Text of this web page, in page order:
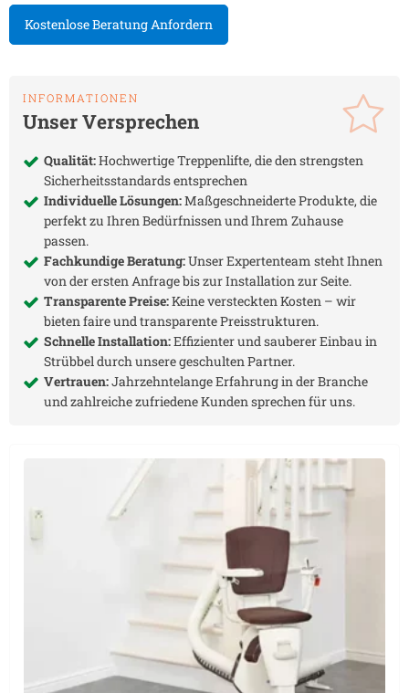
Kostenlose Beratung Anfordern
INFORMATIONEN
Unser Versprechen
Qualität:Hochwertige Treppenlifte, die den strengsten
Sicherheitsstandards entsprechen
Individuelle Lösungen:Maßgeschneiderte Produkte, die
perfekt zu Ihren Bedürfnissen und Ihrem Zuhause
passen.
Fachkundige Beratung:Unser Expertenteam steht Ihnen
von der ersten Anfrage bis zur Installation zur Seite.
Transparente Preise:Keine versteckten Kosten – wir
bieten faire und transparente Preisstrukturen.
Schnelle Installation:Effizienter und sauberer Einbau in
Strübbeldurch unsere geschulten Partner.
Vertrauen:Jahrzehntelange Erfahrung in der Branche
und zahlreiche zufriedene Kunden sprechen für uns.